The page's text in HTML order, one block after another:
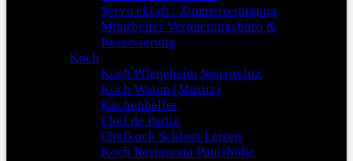
Servicekraft / Zimmerreinigung
Mitarbeiter Vermietungsbüro &
Reservierung
Koch
Koch Pflegeheim Neustrelitz
Koch Waren (Müritz)
Küchenhelfer
Chef de Partie
Chefkoch Schloss Leizen
Koch Restaurant Paulshöhe